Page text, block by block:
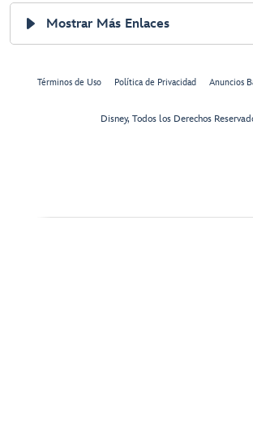
Mostrar Más Enlaces
Términos de Uso Política de Privacidad Anuncios
Disney, Todos los Derechos